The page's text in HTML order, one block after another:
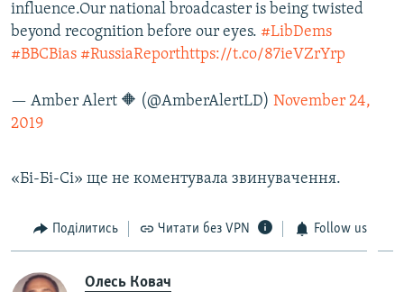
influence.Our national broadcaster is being twisted
beyond recognition before our eyes. #LibDems
#BBCBias #RussiaReporthttps://t.co/87ieVZrYrp
— Amber Alert 🔶 (@AmberAlertLD) November 24,
2019
«Бі-Бі-Сі» ще не коментувала звинувачення.
Поділитись Читати без VPN Follow us
Олесь Ковач